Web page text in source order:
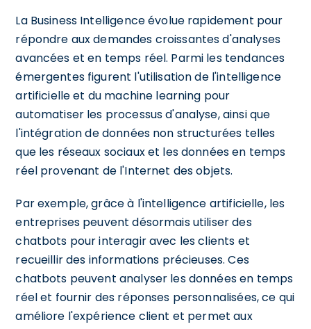
La Business Intelligence évolue rapidement pour
répondre aux demandes croissantes d'analyses
avancées et en temps réel. Parmi les tendances
émergentes figurent l'utilisation de l'intelligence
artificielle et du machine learning pour
automatiser les processus d'analyse, ainsi que
l'intégration de données non structurées telles
que les réseaux sociaux et les données en temps
réel provenant de l'Internet des objets.
Par exemple, grâce à l'intelligence artificielle, les
entreprises peuvent désormais utiliser des
chatbots pour interagir avec les clients et
recueillir des informations précieuses. Ces
chatbots peuvent analyser les données en temps
réel et fournir des réponses personnalisées, ce qui
améliore l'expérience client et permet aux